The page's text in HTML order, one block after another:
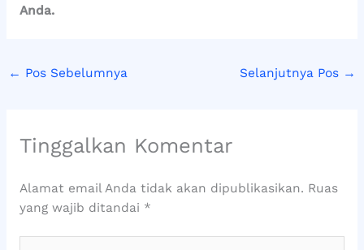
Anda.
← Pos Sebelumnya Selanjutnya Pos →
Tinggalkan Komentar
Alamat email Anda tidak akan dipublikasikan. Ruas
yang wajib ditandai *